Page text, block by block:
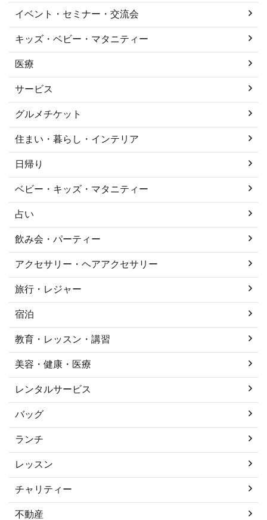
イベント・セミナー・交流会
キッズ・ベビー・マタニティー
医療
サービス
グルメチケット
住まい・暮らし・インテリア
日帰り
ベビー・キッズ・マタニティー
占い
飲み会・パーティー
アクセサリー・ヘアアクセサリー
旅行・レジャー
宿泊
教育・レッスン・講習
美容・健康・医療
レンタルサービス
バッグ
ランチ
レッスン
チャリティー
不動産